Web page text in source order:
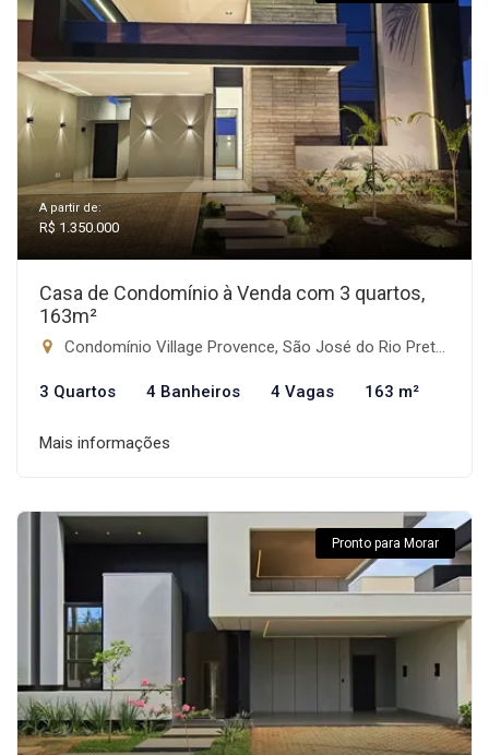
A partir de:
R$ 1.350.000
Casa de Condomínio à Venda com 3 quartos,
163m²
Condomínio Village Provence, São José do Rio Preto-SP
3 Quartos 4 Banheiros 4 Vagas 163 m²
Mais informações
Pronto para Morar